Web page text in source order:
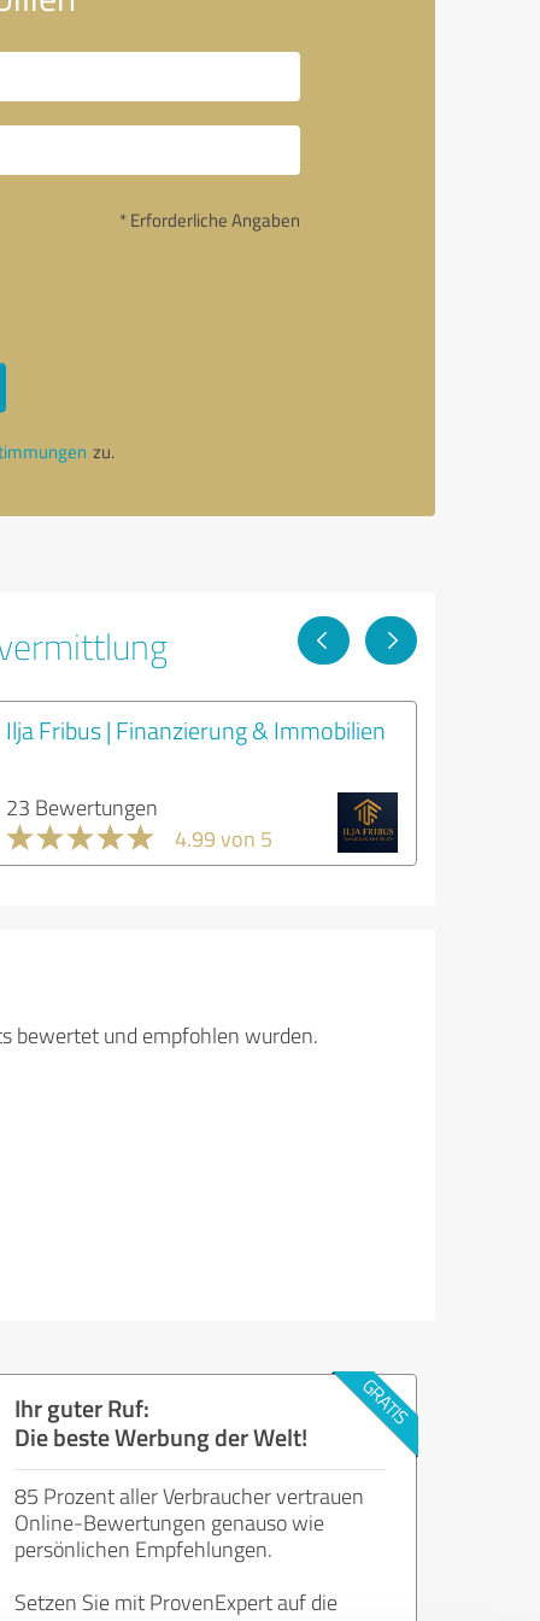
* Erforderliche Angaben
zu.
Ilja Fribus | Finanzierung & Immobilien
23 Bewertungen
4.99 von 5
bewertet und empfohlen wurden.
Ihr guter Ruf:
Die beste Werbung der Welt!
85 Prozent aller Verbraucher vertrauen
Online-Bewertungen genauso wie
persönlichen Empfehlungen.
Setzen Sie mit ProvenExpert auf die